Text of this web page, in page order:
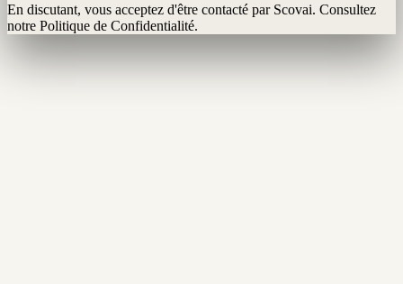
En discutant, vous acceptez d'être contacté par Scovai. Consultez
notre Politique de Confidentialité.